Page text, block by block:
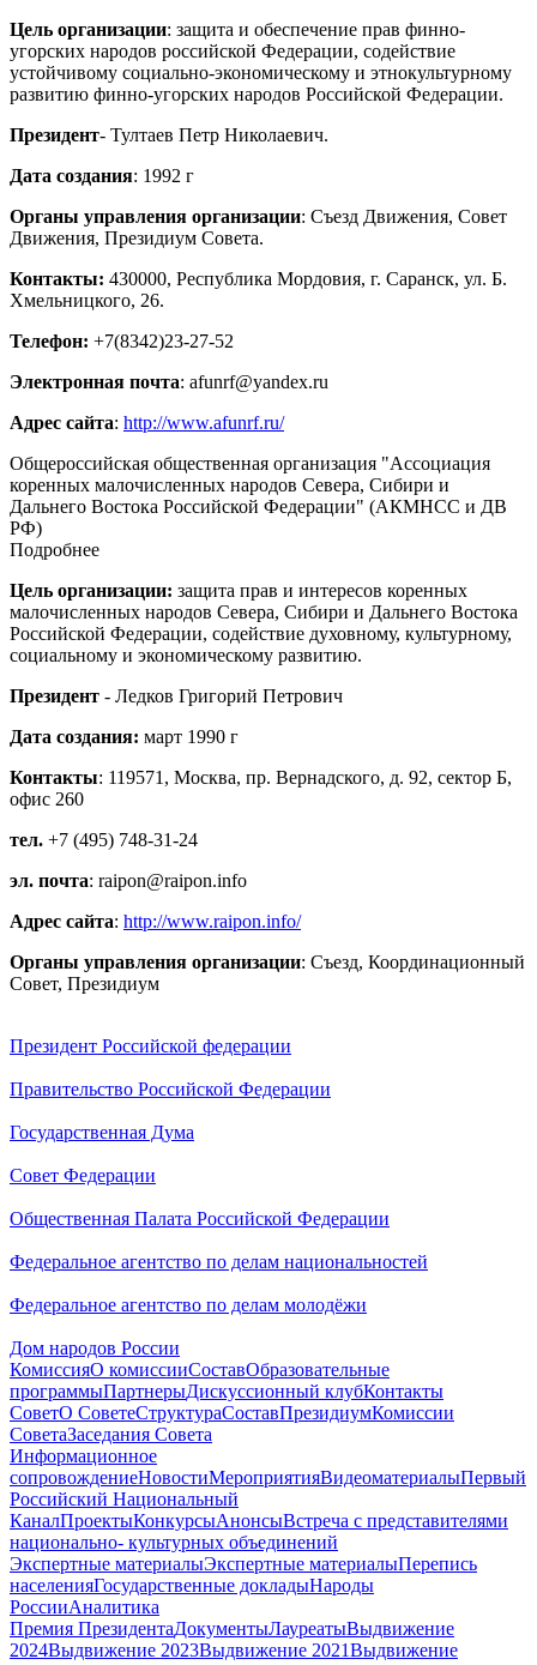
Цель организации: защита и обеспечение прав финно-
угорских народов российской Федерации, содействие
устойчивому социально-экономическому и этнокультурному
развитию финно-угорских народов Российской Федерации.
Президент- Тултаев Петр Николаевич.
Дата создания: 1992 г
Органы управления организации: Съезд Движения, Совет
Движения, Президиум Совета.
Контакты: 430000, Республика Мордовия, г. Саранск, ул. Б.
Хмельницкого, 26.
Телефон: +7(8342)23-27-52
Электронная почта: afunrf@yandex.ru
Адрес сайта: http://www.afunrf.ru/
Общероссийская общественная организация "Ассоциация
коренных малочисленных народов Севера, Сибири и
Дальнего Востока Российской Федерации" (АКМНСС и ДВ
РФ)
Подробнее
Цель организации: защита прав и интересов коренных
малочисленных народов Севера, Сибири и Дальнего Востока
Российской Федерации, содействие духовному, культурному,
социальному и экономическому развитию.
Президент - Ледков Григорий Петрович
Дата создания: март 1990 г
Контакты: 119571, Москва, пр. Вернадского, д. 92, сектор Б,
офис 260
тел. +7 (495) 748-31-24
эл. почта: raipon@raipon.info
Адрес сайта: http://www.raipon.info/
Органы управления организации: Съезд, Координационный
Совет, Президиум
Президент Российской федерации
Правительство Российской Федерации
Государственная Дума
Совет Федерации
Общественная Палата Российской Федерации
Федеральное агентство по делам национальностей
Федеральное агентство по делам молодёжи
Дом народов России
КомиссияО комиссииСоставОбразовательные
программыПартнерыДискуссионный клубКонтакты
СоветО СоветеСтруктураСоставПрезидиумКомиссии
СоветаЗаседания Совета
Информационное
сопровождениеНовостиМероприятияВидеоматериалыПервый
Российский Национальный
КаналПроектыКонкурсыАнонсыВстреча с представителями
национально- культурных объединений
Экспертные материалыЭкспертные материалыПерепись
населенияГосударственные докладыНароды
РоссииАналитика
Премия ПрезидентаДокументыЛауреатыВыдвижение
2024Выдвижение 2023Выдвижение 2021Выдвижение